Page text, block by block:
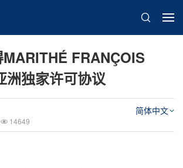
FRANÇOIS
洲独家许可协议
14649
简体中文